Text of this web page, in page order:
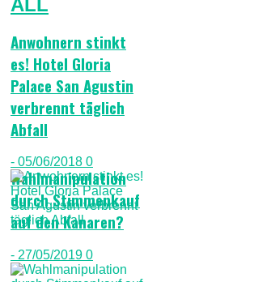
Anwohnern stinkt
es! Hotel Gloria
Palace San Agustin
verbrennt täglich
Abfall
- 05/06/2018 0
Wahlmanipulation
durch Stimmenkauf
auf den Kanaren?
- 27/05/2019 0